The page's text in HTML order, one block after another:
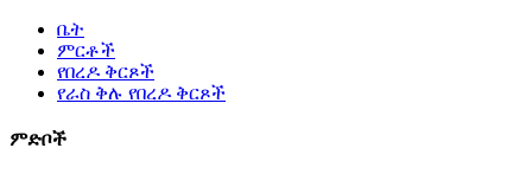
ቤት
ምርቶች
የበረዶ ቅርጾች
የራስ ቅሉ የበረዶ ቅርጾች
ምድቦች